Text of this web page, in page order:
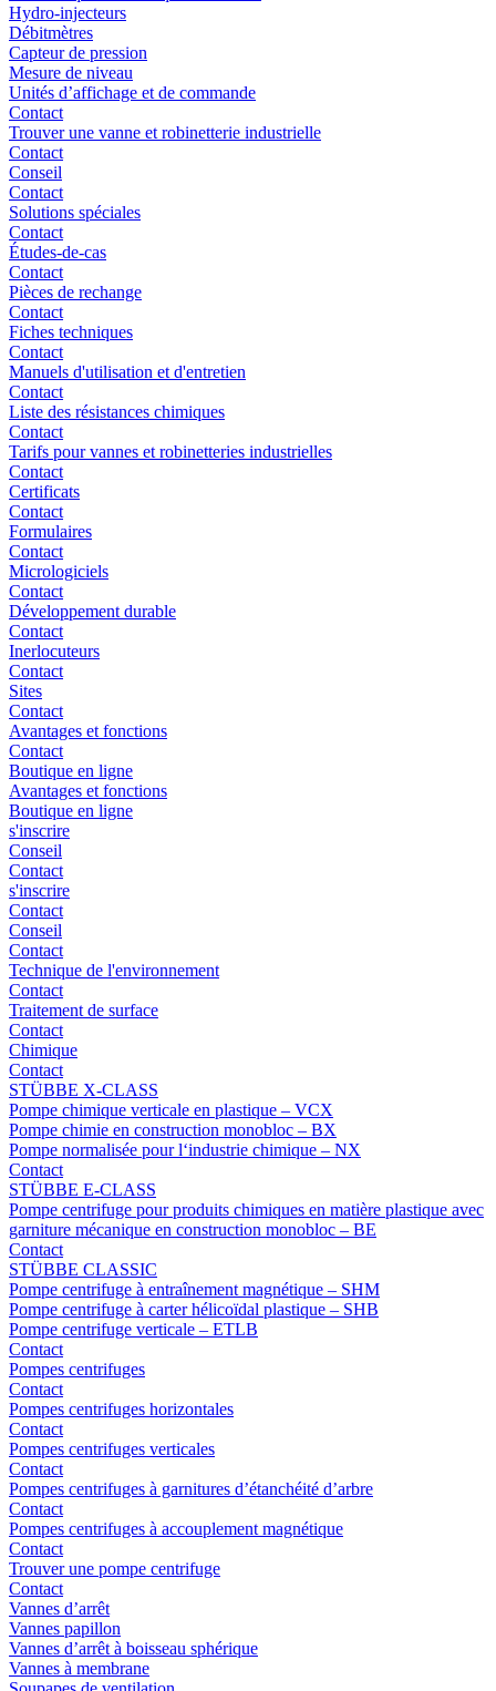
Hydro-injecteurs
Débitmètres
Capteur de pression
Mesure de niveau
Unités d’affichage et de commande
Contact
Trouver une vanne et robinetterie industrielle
Contact
Conseil
Contact
Solutions spéciales
Contact
Études-de-cas
Contact
Pièces de rechange
Contact
Fiches techniques
Contact
Manuels d'utilisation et d'entretien
Contact
Liste des résistances chimiques
Contact
Tarifs pour vannes et robinetteries industrielles
Contact
Certificats
Contact
Formulaires
Contact
Micrologiciels
Contact
Développement durable
Contact
Inerlocuteurs
Contact
Sites
Contact
Avantages et fonctions
Contact
Boutique en ligne
Avantages et fonctions
Boutique en ligne
s'inscrire
Conseil
Contact
s'inscrire
Contact
Conseil
Contact
Technique de l'environnement
Contact
Traitement de surface
Contact
Chimique
Contact
STÜBBE X-CLASS
Pompe chimique verticale en plastique – VCX
Pompe chimie en construction monobloc – BX
Pompe normalisée pour l‘industrie chimique – NX
Contact
STÜBBE E-CLASS
Pompe centrifuge pour produits chimiques en matière plastique avec
garniture mécanique en construction monobloc – BE
Contact
STÜBBE CLASSIC
Pompe centrifuge à entraînement magnétique – SHM
Pompe centrifuge à carter hélicoïdal plastique – SHB
Pompe centrifuge verticale – ETLB
Contact
Pompes centrifuges
Contact
Pompes centrifuges horizontales
Contact
Pompes centrifuges verticales
Contact
Pompes centrifuges à garnitures d’étanchéité d’arbre
Contact
Pompes centrifuges à accouplement magnétique
Contact
Trouver une pompe centrifuge
Contact
Vannes d’arrêt
Vannes papillon
Vannes d’arrêt à boisseau sphérique
Vannes à membrane